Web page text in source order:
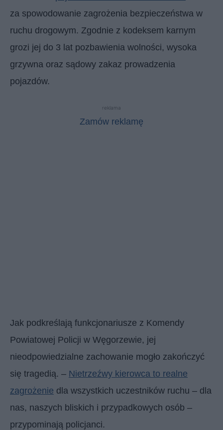
za spowodowanie zagrożenia bezpieczeństwa w
ruchu drogowym. Zgodnie z kodeksem karnym
grozi jej do 3 lat pozbawienia wolności, wysoka
grzywna oraz sądowy zakaz prowadzenia
pojazdów.
reklama
Zamów reklamę
Jak podkreślają funkcjonariusze z Komendy
Powiatowej Policji w Węgorzewie, jej
nieodpowiedzialne zachowanie mogło zakończyć
się tragedią. – Nietrzeźwy kierowca to realne
zagrożenie dla wszystkich uczestników ruchu – dla
nas, naszych bliskich i przypadkowych osób –
przypominają policjanci.